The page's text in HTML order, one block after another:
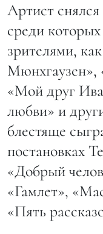
Артист
среди
зрителями,
Мюнхгаузен»,
«Мой друг
любви» и
блестяще
постановках
«Добрый
«Гамлет»,
«Пять